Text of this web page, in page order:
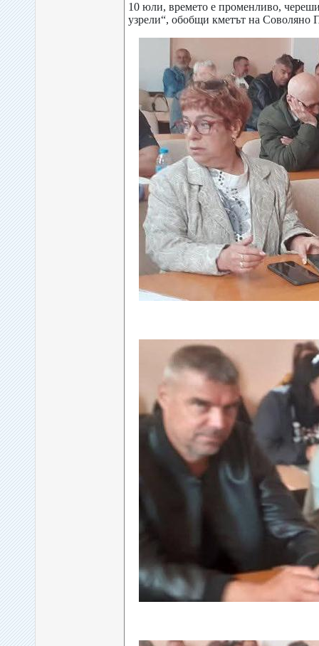
10 юли, времето е променливо,
узрели“, обобщи кметът на Соволяно